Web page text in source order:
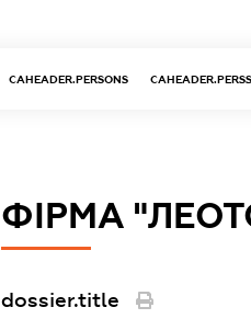
CAHEADER.PERSONS
ФІРМА
dossier.title